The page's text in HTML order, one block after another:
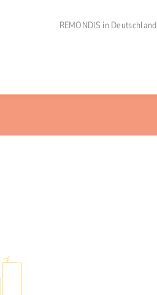
REMONDIS in Deutschland